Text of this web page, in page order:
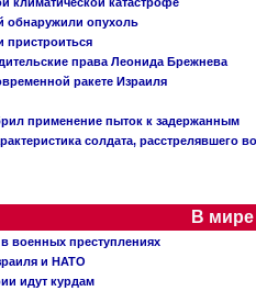
климатической катастрофе
обнаружили опухоль
пристроиться
права Леонида Брежнева
ракете Израиля
применение пыток к задержанным
солдата, расстрелявшего
В мире
военных преступлениях
и НАТО
идут курдам